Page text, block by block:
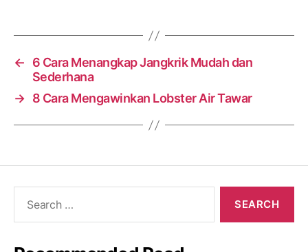
←
6 Cara Menangkap Jangkrik Mudah dan
Sederhana
→ 8 Cara Mengawinkan Lobster Air Tawar